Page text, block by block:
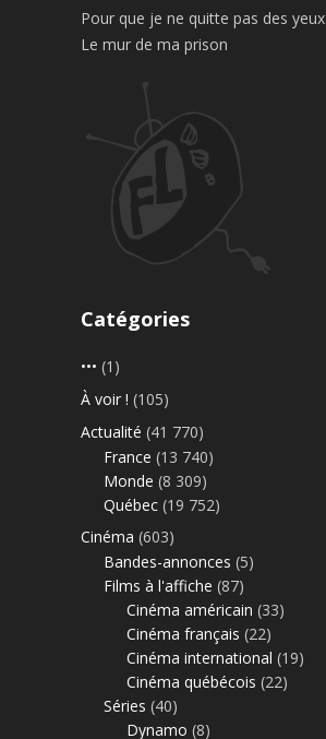
Pour que je ne quitte pas des yeux
Le mur de ma prison
Catégories
••• (1)
À voir ! (105)
Actualité (41 770)
France (13 740)
Monde (8 309)
Québec (19 752)
Cinéma (603)
Bandes-annonces (5)
Films à l'affiche (87)
Cinéma américain (33)
Cinéma français (22)
Cinéma international (19)
Cinéma québécois (22)
Séries (40)
Dynamo (8)